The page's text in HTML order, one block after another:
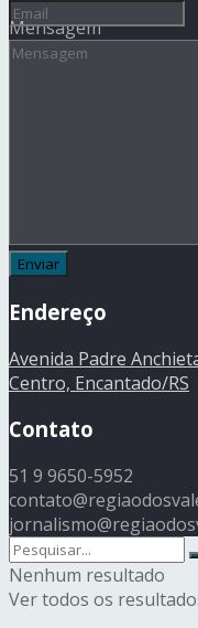
Mensagem
Endereço
Avenida Padre
Centro, Encantado/RS
Contato
51 9 9650-5952
Nenhum resultado
Ver todos os